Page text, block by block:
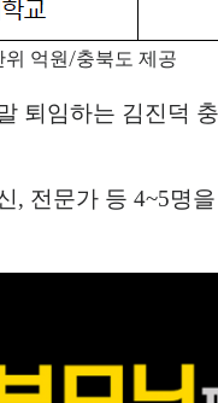
억원/충북도 제공
퇴임하는 김진덕
, 전문가 등 4~5명